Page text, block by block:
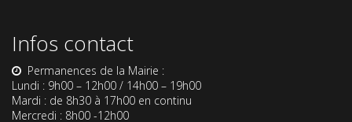
Infos contact
Permanences de la Mairie :
Lundi : 9h00 – 12h00 / 14h00 – 19h00
Mardi : de 8h30 à 17h00 en continu
Mercredi : 8h00 -12h00